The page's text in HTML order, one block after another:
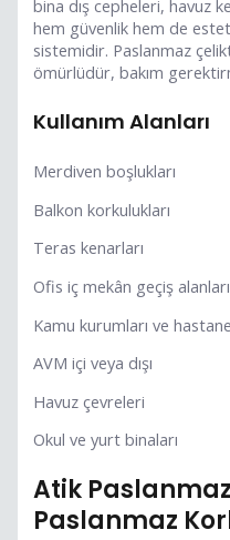
bina dış cepheleri, havuz
hem güvenlik hem de
sistemidir. Paslanmaz
ömürlüdür, bakım
Kullanım Alanları
Merdiven boşlukları
Balkon korkulukları
Teras kenarları
Ofis iç mekân geçiş alanları
Kamu kurumları ve
AVM içi veya dışı
Havuz çevreleri
Okul ve yurt binaları
Atik
Paslanmaz